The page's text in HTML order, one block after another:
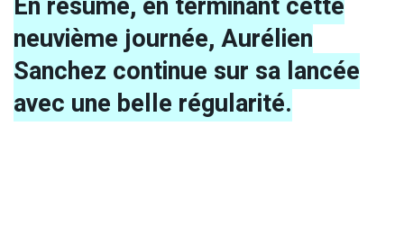
neuvième journée, Aurélien
Sanchez continue sur sa lancée
avec une belle régularité.